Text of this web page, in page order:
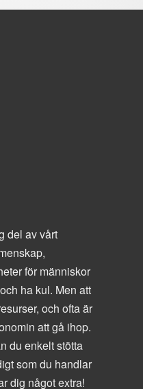
del av vårt
för människor
ha kul. Men att
och ofta är
att gå ihop.
du enkelt stötta
som du handlar
dig något extra!